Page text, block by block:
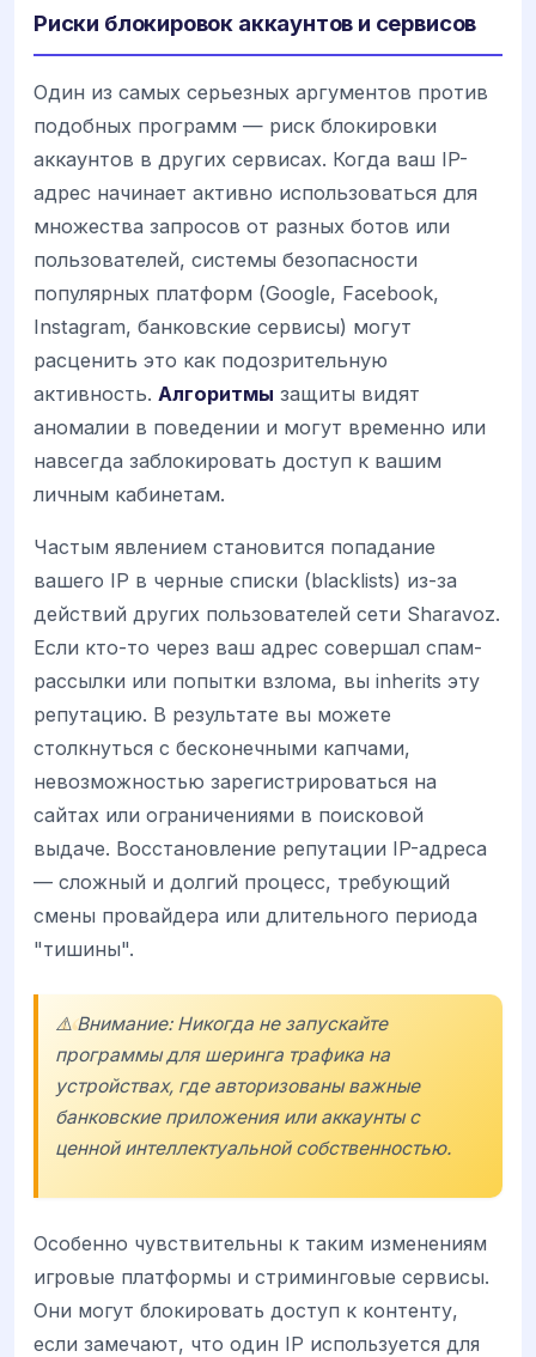
Риски блокировок аккаунтов и сервисов
Один из самых серьезных аргументов против
подобных программ — риск блокировки
аккаунтов в других сервисах. Когда ваш IP-
адрес начинает активно использоваться для
множества запросов от разных ботов или
пользователей, системы безопасности
популярных платформ (Google, Facebook,
Instagram, банковские сервисы) могут
расценить это как подозрительную
активность. Алгоритмы защиты видят
аномалии в поведении и могут временно или
навсегда заблокировать доступ к вашим
личным кабинетам.
Частым явлением становится попадание
вашего IP в черные списки (blacklists) из-за
действий других пользователей сети Sharavoz.
Если кто-то через ваш адрес совершал спам-
рассылки или попытки взлома, вы inherits эту
репутацию. В результате вы можете
столкнуться с бесконечными капчами,
невозможностью зарегистрироваться на
сайтах или ограничениями в поисковой
выдаче. Восстановление репутации IP-адреса
— сложный и долгий процесс, требующий
смены провайдера или длительного периода
"тишины".
⚠️ Внимание: Никогда не запускайте
программы для шеринга трафика на
устройствах, где авторизованы важные
банковские приложения или аккаунты с
ценной интеллектуальной собственностью.
Особенно чувствительны к таким изменениям
игровые платформы и стриминговые сервисы.
Они могут блокировать доступ к контенту,
если замечают, что один IP используется для